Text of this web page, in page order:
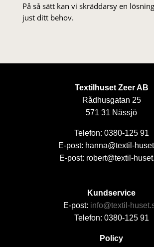
På så sätt kan vi skräddarsy en
just ditt behov.
Textilhuset Zeer AB
Rådhusgatan 25
571 31 Nässjö
Telefon: 0380-125 91
E-post: hanna@textil-
E-post: robert@textil-
Kundservice
E-post: info@textil-
Telefon: 0380-125 91
Policy